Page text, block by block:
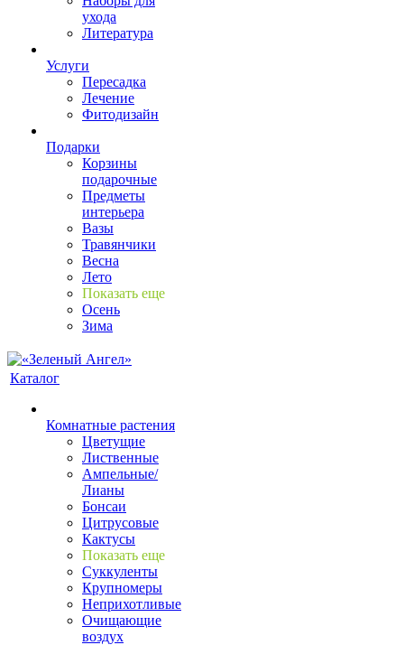
ухода
Литература
Услуги
Пересадка
Лечение
Фитодизайн
Подарки
Корзины
подарочные
Предметы
интерьера
Вазы
Травянчики
Весна
Лето
Показать еще
Осень
Зима
Каталог
Комнатные растения
Цветущие
Лиственные
Ампельные/
Лианы
Бонсаи
Цитрусовые
Кактусы
Показать еще
Суккуленты
Крупномеры
Неприхотливые
Очищающие
воздух